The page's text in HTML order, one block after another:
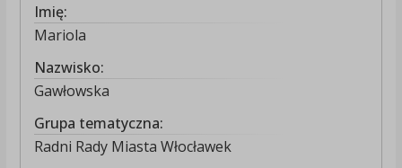
Imię:
Mariola
Nazwisko:
Gawłowska
Grupa tematyczna:
Radni Rady Miasta Włocławek